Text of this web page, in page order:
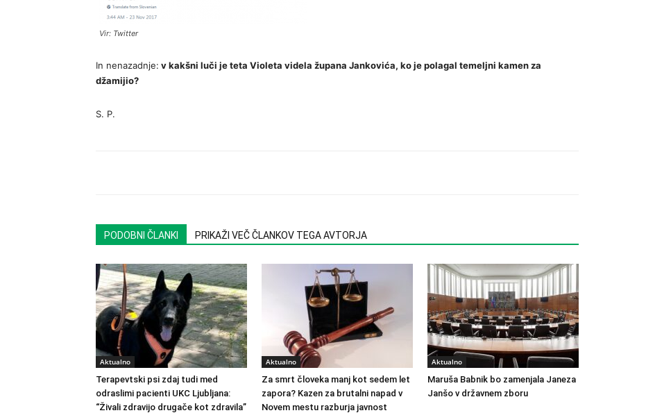
Vir: Twitter
In nenazadnje: v kakšni luči je teta Violeta videla župana Jankovića, ko je polagal temeljni kamen za
džamijio?
S. P.
PODOBNI ČLANKI PRIKAŽI VEČ ČLANKOV TEGA AVTORJA
Aktualno
Terapevtski psi zdaj tudi med
odraslimi pacienti UKC Ljubljana:
“Živali zdravijo drugače kot zdravila”
Aktualno
Za smrt človeka manj kot sedem let
zapora? Kazen za brutalni napad v
Novem mestu razburja javnost
Aktualno
Maruša Babnik bo zamenjala Janeza
Janšo v državnem zboru